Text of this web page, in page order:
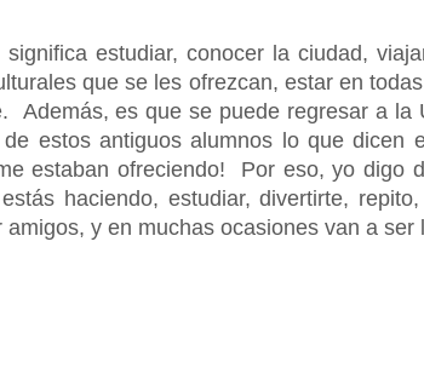
estudiar, conocer la ciudad,
que se les ofrezcan, estar en
Además, es que se puede regresar a la
estos antiguos alumnos lo que dicen
estaban ofreciendo! Por eso, yo digo
haciendo, estudiar, divertirte,
y en muchas ocasiones van a ser